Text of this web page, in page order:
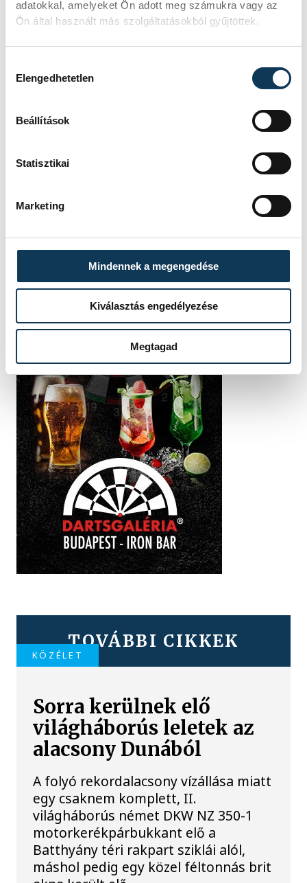
adatokkal, amelyeket Ön adott meg számukra vagy az
Ön által használt más szolgáltatásokból gyűjtöttek.
Elengedhetetlen
Beállítások
Statisztikai
Marketing
Mindennek a megengedése
Kiválasztás engedélyezése
Megtagad
SZERZŐ
TOVÁBBI CIKKEK
KÖZÉLET
Sorra kerülnek elő
világháborús leletek az
alacsony Dunából
A folyó rekordalacsony vízállása miatt
egy csaknem komplett, II.
világháborús német DKW NZ 350-1
motorkerékpárbukkant elő a
Batthyány téri rakpart sziklái alól,
máshol pedig egy közel féltonnás brit